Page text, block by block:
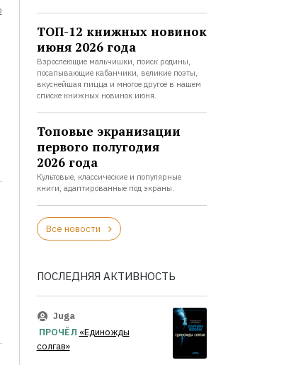
ТОП-12 книжных новинок
июня 2026 года
Взрослеющие мальчишки, поиск родины,
посапывающие кабанчики, великие поэты,
вкуснейшая пицца и многое другое в нашем
списке книжных новинок июня.
Топовые экранизации
первого полугодия
2026 года
Культовые, классические и популярные
книги, адаптированные под экраны.
Все новости
ПОСЛЕДНЯЯ АКТИВНОСТЬ
Juga
ПРОЧЁЛ «Единожды
солгав»